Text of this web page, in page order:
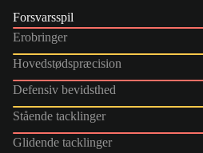
Forsvarsspil
Erobringer
Hovedstødspræcision
Defensiv bevidsthed
Stående tacklinger
Glidende tacklinger